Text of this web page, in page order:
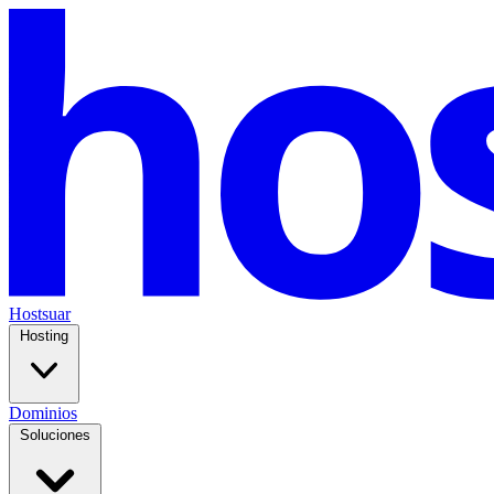
Hostsuar
Hosting
Dominios
Soluciones